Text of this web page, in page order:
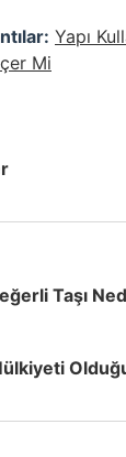
Yapı
Mi
Taşı